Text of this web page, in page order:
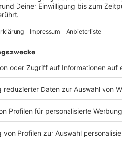
er sagte: «Wenn es
es nicht geschafft hat, zweimal
wir eine Chance.» Faktisch
EM 2024 immer wieder